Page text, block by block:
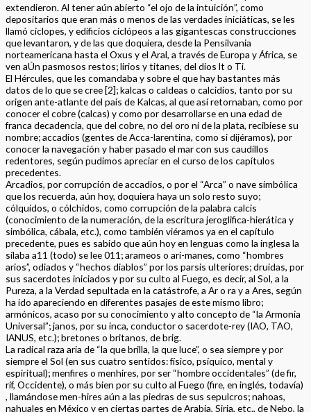
extendieron. Al tener aún abierto “el ojo de la intuición”, como
depositarios que eran más o menos de las verdades iniciáticas, se les
llamó cíclopes, y edificios ciclópeos a las gigantescas construcciones
que levantaron, y de las que doquiera, desde la Pensilvania
norteamericana hasta el Oxus y el Aral, a través de Europa y África, se
ven aÚn pasmosos restos; lirios y titanes, del dios lt o Ti.
El Hércules, que les comandaba y sobre el que hay bastantes más
datos de lo que se cree [2]; kalcas o caldeas o calcidios, tanto por su
origen ante-atlante del país de Kalcas, al que así retornaban, como por
conocer el cobre (calcas) y como por desarrollarse en una edad de
franca decadencia, que del cobre, no del oro ni de la plata, recibiese su
nombre; accadios (gentes de Acca-larentina, como si dijéramos), por
conocer la navegación y haber pasado el mar con sus caudillos
redentores, según pudimos apreciar en el curso de los capítulos
precedentes.
Arcadios, por corrupción de accadios, o por el “Arca” o nave simbólica
que los recuerda, aún hoy, doquiera haya un solo resto suyo;
cólquidos, o cólchidos, como corrupción de la palabra calcis
(conocimiento de la numeración, de la escritura jeroglifica-hierática y
simbólica, cábala, etc.), como también viéramos ya en el capítulo
precedente, pues es sabido que aún hoy en lenguas como la inglesa la
sílaba a11 (todo) se lee 011; arameos o ari-manes, como “hombres
arios”, odiados y “hechos diablos” por los parsis ulteriores; druidas, por
sus sacerdotes iniciados y por su culto al Fuego, es decir, al Sol, a la
Pureza, a la Verdad sepultada en la catástrofe, a Ar o ra y a Ares, según
ha ido apareciendo en diferentes pasajes de este mismo libro;
armónicos, acaso por su conocimiento y alto concepto de “la Armonía
Universal”; janos, por su inca, conductor o sacerdote-rey (IAO, TAO,
IANUS, etc.); bretones o britanos, de brig.
La radical raza aria de “la que brilla, la que luce”, o sea siempre y por
siempre el Sol (en sus cuatro sentidos: físico, psíquico, mental y
espiritual); menfires o menhires, por ser “hombre occidentales” (de fir,
rif, Occidente), o más bien por su culto al Fuego (fire, en inglés, todavía)
, llamándose men-hires aún a las piedras de sus sepulcros; nahoas,
nahuales en México y en ciertas partes de Arabia, Siria, etc., de Nebo, la